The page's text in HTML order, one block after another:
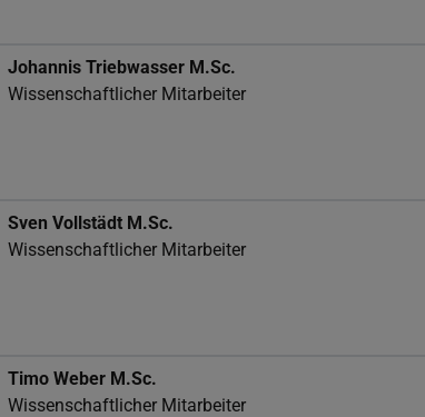
Johannis Triebwasser M.Sc.
Wissenschaftlicher Mitarbeiter
Sven Vollstädt M.Sc.
Wissenschaftlicher Mitarbeiter
Timo Weber M.Sc.
Wissenschaftlicher Mitarbeiter